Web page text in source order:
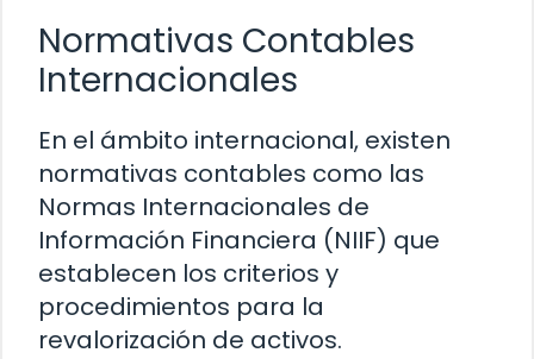
Normativas Contables
Internacionales
En el ámbito internacional, existen
normativas contables como las
Normas Internacionales de
Información Financiera (NIIF) que
establecen los criterios y
procedimientos para la
revalorización de activos.